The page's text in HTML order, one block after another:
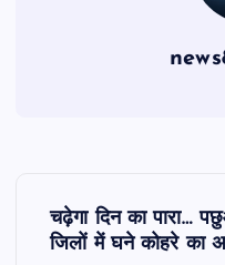
चढ़ेगा दिन का पारा…
जिलों में घने कोहरे का